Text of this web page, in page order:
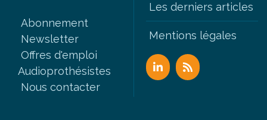
Les derniers articles
Abonnement
Newsletter
Offres d'emploi
Audioprothésistes
Nous contacter
Mentions légales